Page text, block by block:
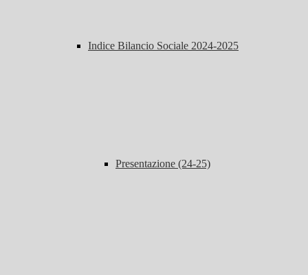
Indice Bilancio Sociale 2024-2025
Presentazione (24-25)